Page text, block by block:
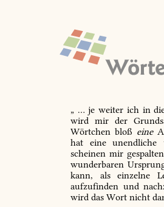
„ … je weiter ich in
wird mir der
Wörtchen bloß eine
hat eine unendliche
scheinen mir
wunderbaren
kann, als einzelne
aufzufinden und
wird das Wort nicht